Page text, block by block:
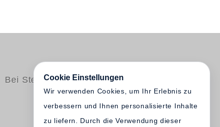
Bei Steidl erschienen
Cookie Einstellungen
Wir verwenden Cookies, um Ihr Erlebnis zu
verbessern und Ihnen personalisierte Inhalte
zu liefern. Durch die Verwendung dieser